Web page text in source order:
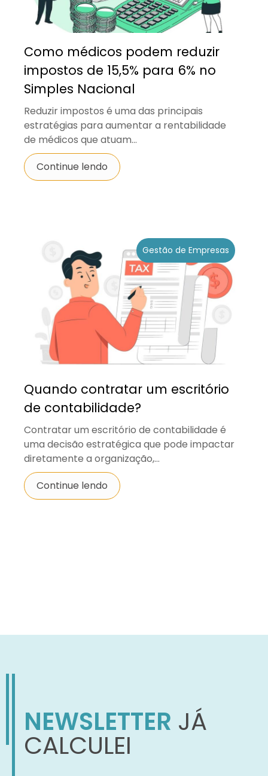
Como médicos podem reduzir
impostos de 15,5% para 6% no
Simples Nacional
Reduzir impostos é uma das principais
estratégias para aumentar a rentabilidade
de médicos que atuam...
Continue lendo
Gestão de Empresas
Quando contratar um escritório
de contabilidade?
Contratar um escritório de contabilidade é
uma decisão estratégica que pode impactar
diretamente a organização,...
Continue lendo
NEWSLETTER JÁ
CALCULEI